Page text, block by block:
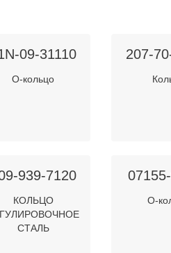
09-31110
О-кольцо
207-
939-7120
КОЛЬЦО
СТАЛЬ
О-